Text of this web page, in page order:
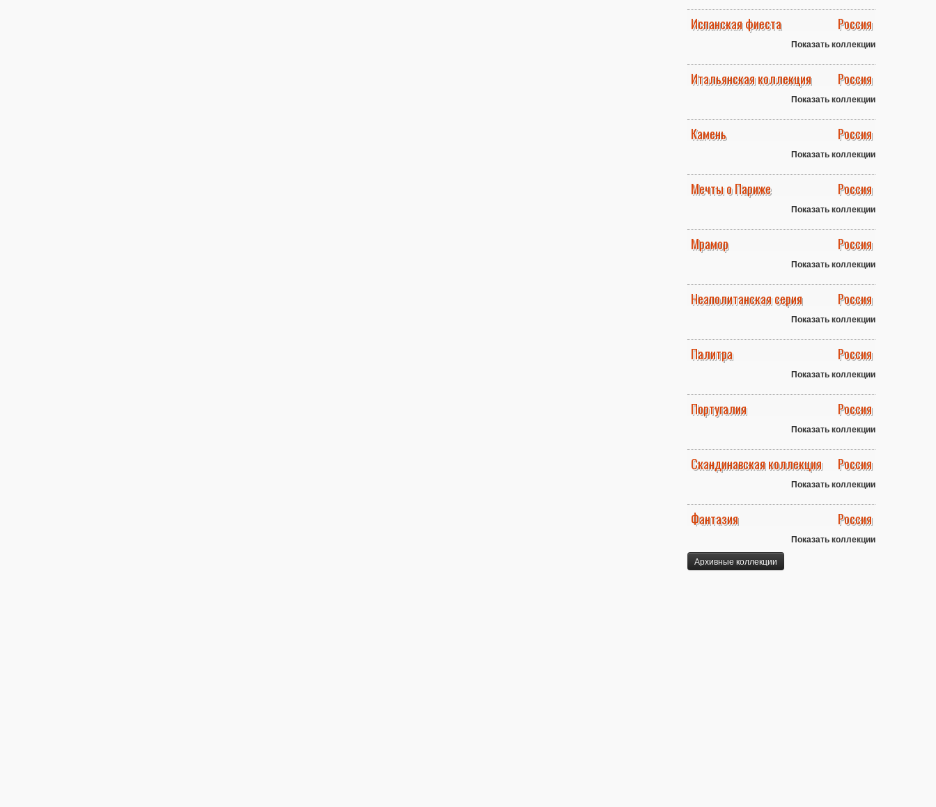
Испанская фиеста Россия
Показать коллекции
Итальянская коллекция Россия
Показать коллекции
Камень Россия
Показать коллекции
Мечты о Париже Россия
Показать коллекции
Мрамор Россия
Показать коллекции
Неаполитанская серия Россия
Показать коллекции
Палитра Россия
Показать коллекции
Португалия Россия
Показать коллекции
Скандинавская коллекция Россия
Показать коллекции
Фантазия Россия
Показать коллекции
Архивные коллекции